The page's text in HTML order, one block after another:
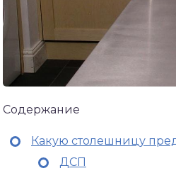
Содержание
Какую столешницу
ДСП